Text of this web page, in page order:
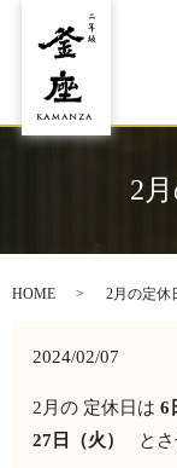
2
HOME 2月の定休
2024/02/07
2月の 定休日は6
27日（火）
とさ